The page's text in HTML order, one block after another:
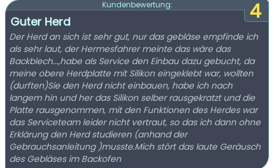
4
Kundenbewertung:
Guter Herd
Der Herd an sich ist sehr gut, nur das gebläse empfinde ich
als sehr laut, der Hermesfahrer meinte das wäre das
Backblech...,habe als Service den Einbau dazu gebucht, da
meine obere Herdplatte mit Silikon eingeklebt war, wollten
(durften)Sie den Herd nicht einbauen, habe ich nach
langem hin und her das Silikon selber rausgekratzt und die
Platte rausgenommen, mit den Funktionen des Herdes war
das Serviceteam leider nicht vertraut, so das ich dann ohne
Erklärung den Herd studieren (anhand der
Gebrauchsanleitung )musste.Mich stört das laute Geräusch
des Gebläses im Backofen